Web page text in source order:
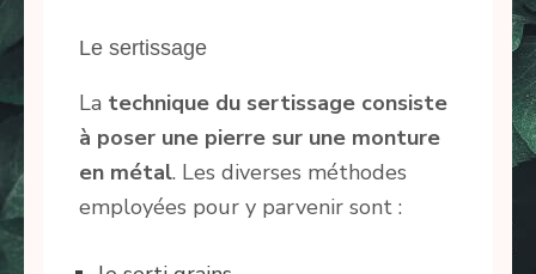
Le sertissage
La technique du sertissage consiste
à poser une pierre sur une monture
en métal. Les diverses méthodes
employées pour y parvenir sont :